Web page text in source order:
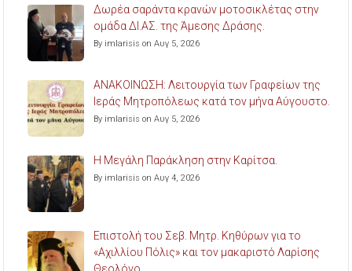
Δωρέα σαράντα κρανών μοτοσικλέτας στην
ομάδα ΔΙ.ΑΣ. της Άμεσης Δράσης.
By imlarisis on Αυγ 5, 2026
ΑΝΑΚΟΙΝΩΣΗ: Λειτουργία των Γραφείων της
Ιεράς Μητροπόλεως κατά τον μήνα Αύγουστο.
By imlarisis on Αυγ 5, 2026
Η Μεγάλη Παράκληση στην Καρίτσα.
By imlarisis on Αυγ 4, 2026
Επιστολή του Σεβ. Μητρ. Κηθύρων για το
«Αχιλλίου Πόλις» και τον μακαριστό Λαρίσης
Θεολόγο.